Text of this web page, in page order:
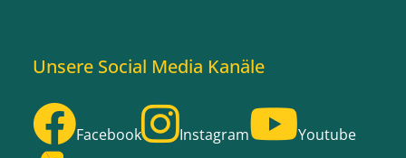
Unsere Social Media Kanäle
Facebook Instagram Youtube